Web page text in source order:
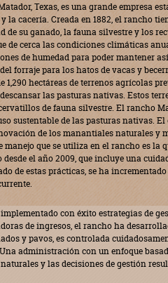
Texas, es una grande empresa
la cacería. Creada en 1882, el rancho
de su ganado, la fauna silvestre y los
de cerca las condiciones climáticas
de humedad para poder mantener
forraje para los hatos de vacas y
1,290 hectáreas de terrenos agrícolas
las pasturas nativas. Estos
de fauna silvestre. El rancho
sustentable de las pasturas nativas.
de los manantiales naturales y
manejo que se utiliza en el rancho es la
el año 2009, que incluye una
de estas prácticas, se ha
con éxito estrategias de
de ingresos, el rancho ha
y pavos, es controlada
administración con un enfoque
y las decisiones de gestión